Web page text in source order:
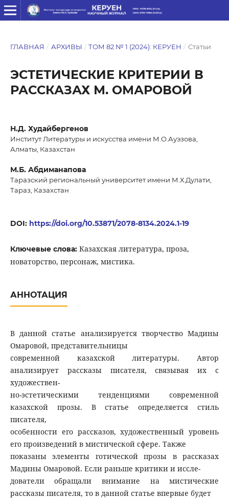
ГЛАВНАЯ / АРХИВЫ / ТОМ 82 № 1 (2024): КЕРУЕН / Статьи
ЭСТЕТИЧЕСКИЕ КРИТЕРИИ В
РАССКАЗАХ М. ОМАРОВОЙ
Н.Д. Худайбергенов
Институт Литературы и искусства имени М.О.Ауэзова,
Алматы, Казахстан
М.Б. Абдиманапова
Таразский региональный университет имени М.Х.Дулати,
Тараз, Казахстан
DOI: https://doi.org/10.53871/2078-8134.2024.1-19
Ключевые слова: Казахская литература, проза,
новаторство, персонаж, мистика.
АННОТАЦИЯ
В данной статье анализируется творчество Мадины
Омаровой, представительницы
современной казахской литературы. Автор
анализирует рассказы писателя, связывая их с
художествен-
но-эстетическими тенденциями современной
казахской прозы. В статье определяется стиль
писателя,
особенности его рассказов, художественный уровень
его произведений в мистической сфере. Также
показаны элементы готической прозы в рассказах
Мадины Омаровой. Если раньше критики и иссле-
дователи обращали внимание на мистические
рассказы писателя, то в данной статье впервые будет